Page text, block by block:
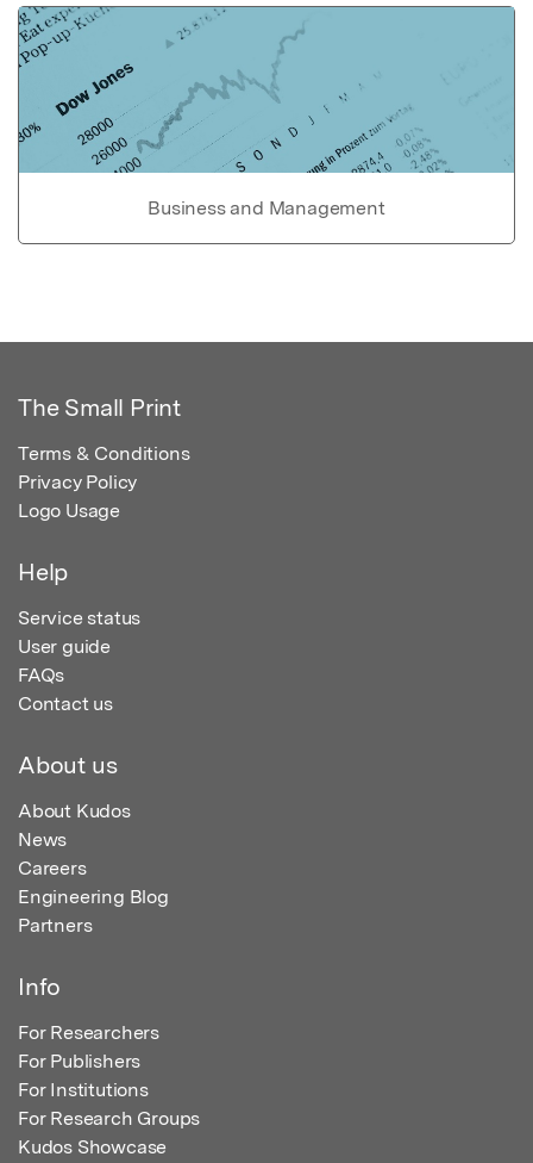
Business and Management
The Small Print
Terms & Conditions
Privacy Policy
Logo Usage
Help
Service status
User guide
FAQs
Contact us
About us
About Kudos
News
Careers
Engineering Blog
Partners
Info
For Researchers
For Publishers
For Institutions
For Research Groups
Kudos Showcase